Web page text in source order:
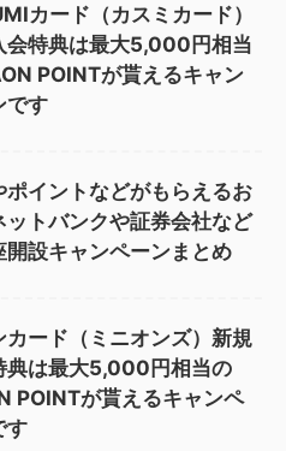
カード（カスミカード）
会特典は最大5,000円相当
POINTが貰えるキャン
です
ポイントなどがもらえるお
ットバンクや証券会社など
開設キャンペーンまとめ
カード（ミニオンズ）新規
典は最大5,000円相当の
POINTが貰えるキャンペ
す